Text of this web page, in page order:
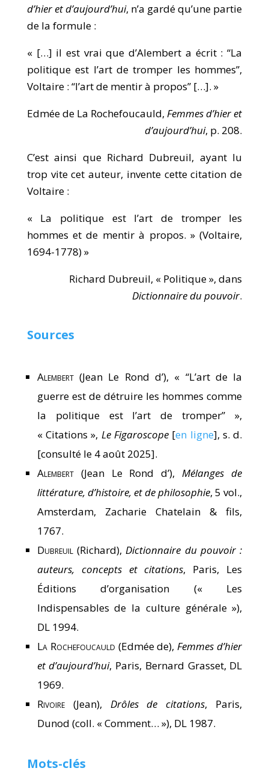
d’hier et d’aujourd’hui, n’a gardé qu’une partie
de la formule :
« […] il est vrai que d’Alembert a écrit : “La
politique est l’art de tromper les hommes”,
Voltaire : “l’art de mentir à propos” […]. »
Edmée de La Rochefoucauld,Femmes d’hier et
d’aujourd’hui, p. 208.
C’est ainsi que Richard Dubreuil, ayant lu
trop vite cet auteur, invente cette citation de
Voltaire :
« La politique est l’art de tromper les
hommes et de mentir à propos. » (Voltaire,
1694-1778) »
Richard Dubreuil, « Politique », dans
Dictionnaire du pouvoir.
Sources
Alembert(Jean Le Rond d’), « “L’art de la
guerre est de détruire les hommes comme
la politique est l’art de tromper” »,
« Citations », Le Figaroscope [en ligne], s. d.
[consulté le 4 août 2025].
Alembert(Jean Le Rond d’),Mélanges de
littérature, d’histoire, et de philosophie, 5 vol.,
Amsterdam, Zacharie Chatelain & fils,
1767.
Dubreuil(Richard),Dictionnaire du pouvoir :
auteurs, concepts et citations, Paris, Les
Éditions d’organisation (« Les
Indispensables de la culture générale »),
DL 1994.
La Rochefoucauld (Edmée de),Femmes d’hier
et d’aujourd’hui, Paris, Bernard Grasset, DL
1969.
Rivoire(Jean), Drôles de citations, Paris,
Dunod (coll. « Comment… »), DL 1987.
Mots-clés